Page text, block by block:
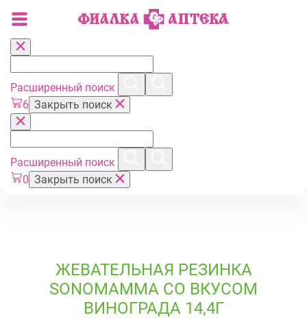
Расширенный поиск
6 Закрыть поиск
Расширенный поиск
0 Закрыть поиск
ЖЕВАТЕЛЬНАЯ РЕЗИНКА
SONOMAMMA СО ВКУСОМ
ВИНОГРАДА 14,4Г